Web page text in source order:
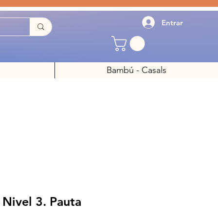
Entrar
Bambú - Casals
3. Pauta